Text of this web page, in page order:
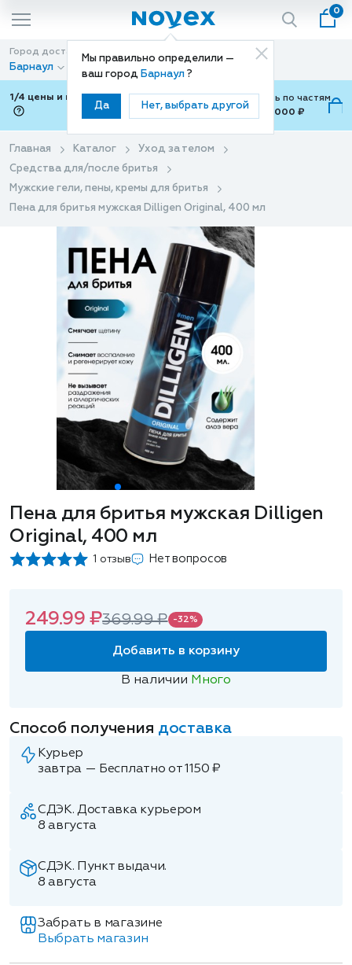
Мы правильно определили —
ваш город Барнаул ?
Да Нет, выбрать другой
0
Город доставки
Барнаул
Способ доставки
Доставка
1/4 цены и покупки ваши с Подели
Можно оплатить по частям
от 700 ₽ до 15,000 ₽
Главная Каталог
Уход за телом
Средства для/после бритья
Мужские гели, пены, кремы для бритья
Пена для бритья мужская Dilligen Original, 400 мл
Пена для бритья мужская Dilligen
Original, 400 мл
1 отзыв Нет вопросов
249.99 ₽369.99 ₽ -32%
Добавить в корзину
В наличии Много
Способ получения доставка
Курьер
завтра — Бесплатно от 1150 ₽
СДЭК. Доставка курьером
8 августа
СДЭК. Пункт выдачи.
8 августа
Забрать в магазине
Выбрать магазин